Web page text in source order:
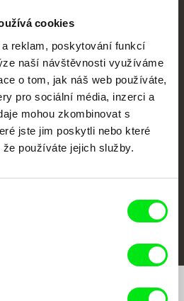
cookies
reklam, poskytování funkcí
naší návštěvnosti využíváme
o tom, jak náš web používáte,
pro sociální média, inzerci a
mohou zkombinovat s
jste jim poskytli nebo které
používáte jejich služby.
Millennium Docs
DOK Leipzig